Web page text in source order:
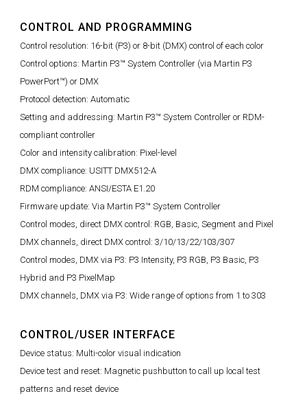
CONTROL AND PROGRAMMING
Control resolution: 16-bit (P3) or 8-bit (DMX) control of each color
Control options: Martin P3™ System Controller (via Martin P3
PowerPort™) or DMX
Protocol detection: Automatic
Setting and addressing: Martin P3™ System Controller or RDM-
compliant controller
Color and intensity calibration: Pixel-level
DMX compliance: USITT DMX512-A
RDM compliance: ANSI/ESTA E1.20
Firmware update: Via Martin P3™ System Controller
Control modes, direct DMX control: RGB, Basic, Segment and Pixel
DMX channels, direct DMX control: 3/10/13/22/103/307
Control modes, DMX via P3: P3 Intensity, P3 RGB, P3 Basic, P3
Hybrid and P3 PixelMap
DMX channels, DMX via P3: Wide range of options from 1 to 303
CONTROL/USER INTERFACE
Device status: Multi-color visual indication
Device test and reset: Magnetic pushbutton to call up local test
patterns and reset device